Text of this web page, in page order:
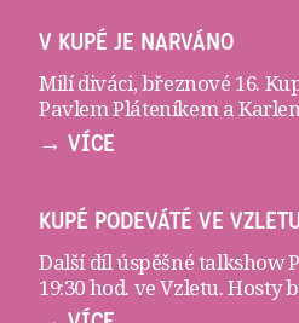
V KUPÉ JE NARVÁNO
Milí diváci, březnové 16.
Pavlem Pláteníkem a
→ VÍCE
KUPÉ PODEVÁTÉ VE
Další díl úspěšné talkshow
19:30 hod. veVzletu. Hosty